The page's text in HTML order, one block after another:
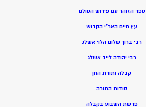
ספר הזוהר עם פירוש הסולם
עץ חיים האר”י הקדוש
רבי ברוך שלום הלוי אשלג
רבי יהודה לייב אשלג
קבלה ותורת החן
סודות התורה
פרשת השבוע בקבלה